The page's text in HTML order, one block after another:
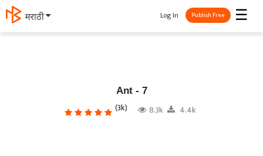
मराठी ☰
Log In Publish Free
Ant - 7
(3k) 8.3k 4.4k